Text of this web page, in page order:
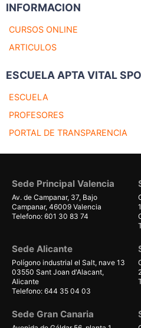
INFORMACION
CURSOS ONLINE
ARTICULOS
ESCUELA APTA VITAL
ESCUELA
PROFESORES
PORTAL DE TRANSPARENCIA
Sede Principal Valencia
Av. de Campanar, 37, Bajo
Campanar, 46009 Valencia
Telefono: 601 30 83 74
Sede Alicante
Polígono industrial el Salt, nave 13
03550 Sant Joan d'Alacant,
Alicante
Telefono: 644 35 04 03
Sede Gran Canaria